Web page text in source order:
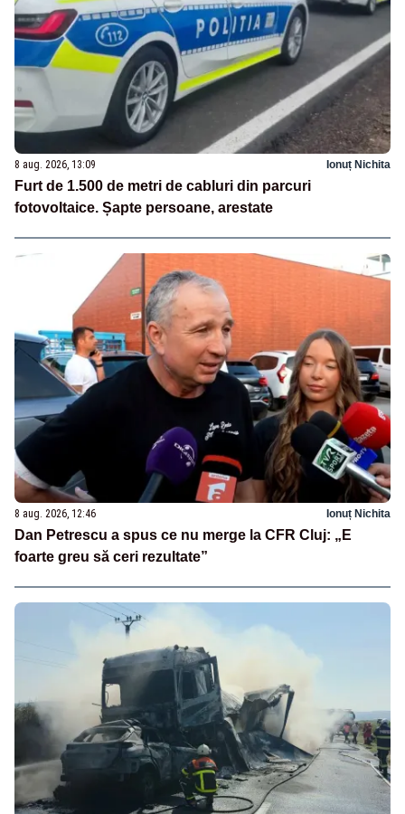
8 aug. 2026, 13:09 Ionuț Nichita
Furt de 1.500 de metri de cabluri din parcuri
fotovoltaice. Șapte persoane, arestate
8 aug. 2026, 12:46 Ionuț Nichita
Dan Petrescu a spus ce nu merge la CFR Cluj: „E
foarte greu să ceri rezultate”